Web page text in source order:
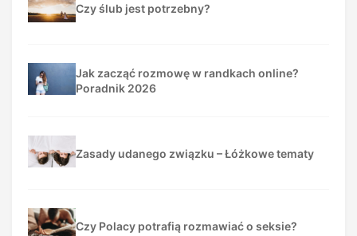
Czy ślub jest potrzebny?
Jak zacząć rozmowę w randkach online?
Poradnik 2026
Zasady udanego związku – Łóżkowe tematy
Czy Polacy potrafią rozmawiać o seksie?